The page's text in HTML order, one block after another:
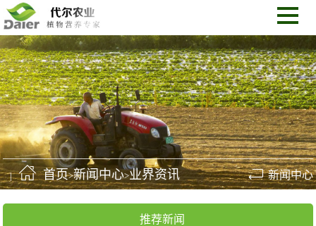
首页>新闻中心>业界资讯 新闻中心
推荐新闻